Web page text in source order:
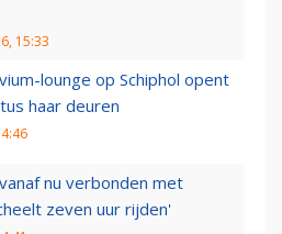
15:33
lounge op Schiphol opent
haar deuren
nu verbonden met
zeven uur rijden'